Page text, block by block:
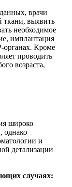
врачи
ткани, выявить
необходимое
имплантация
органах. Кроме
проводить
возраста,
широко
однако
и
детализации
случаях: